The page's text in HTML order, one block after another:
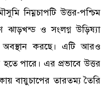
নিম্নচাপটি উত্তর-পশ্চিম
ঝাড়খন্ড ও সংলগ্ন উড়িষ্যা
অবস্থান করছে। এটি আরও
পারে। এর প্রভাবে উত্তর
বায়ুচাপের তারতম্য তৈরি